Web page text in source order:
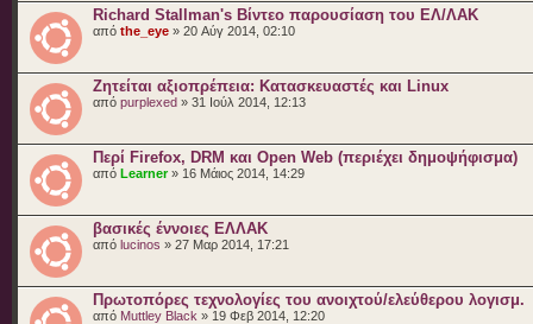
Richard Stallman's Βίντεο παρουσίαση του ΕΛ/ΛΑΚ
από the_eye » 20 Αύγ 2014, 02:10
Ζητείται αξιοπρέπεια: Κατασκευαστές και Linux
από purplexed » 31 Ιούλ 2014, 12:13
Περί Firefox, DRM και Open Web (περιέχει δημοψήφισμα)
από Learner» 16 Μάιος 2014, 14:29
βασικές έννοιες ΕΛΛΑΚ
από lucinos » 27 Μαρ 2014, 17:21
Πρωτοπόρες τεχνολογίες του ανοιχτού/ελεύθερου λογισμ.
από Muttley Black » 19 Φεβ 2014, 12:20